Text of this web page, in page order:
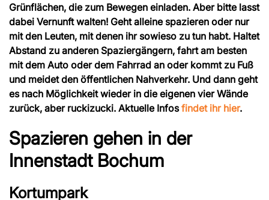
Grünflächen, die zum Bewegen einladen. Aber bitte lasst
dabei Vernunft walten! Geht alleine spazieren oder nur
mit den Leuten, mit denen ihr sowieso zu tun habt. Haltet
Abstand zu anderen Spaziergängern, fahrt am besten
mit dem Auto oder dem Fahrrad an oder kommt zu Fuß
und meidet den öffentlichen Nahverkehr. Und dann geht
es nach Möglichkeit wieder in die eigenen vier Wände
zurück, aber ruckizucki. Aktuelle Infosfindet ihr hier.
Spazieren gehen in der
Innenstadt Bochum
Kortumpark